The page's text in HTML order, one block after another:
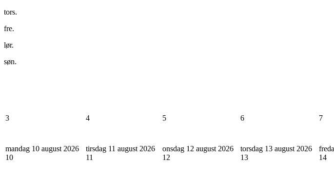
tors.
fre.
lør.
søn.
3 4 5 6 7
mandag 10 august 2026
10
tirsdag 11 august 2026
11
onsdag 12 august 2026
12
torsdag 13 august 2026
13
14